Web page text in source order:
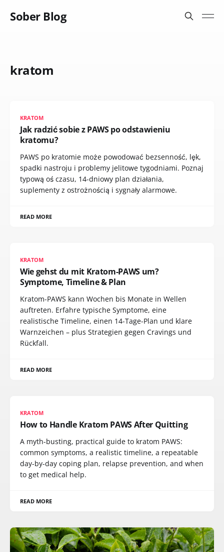
Sober Blog
kratom
KRATOM
Jak radzić sobie z PAWS po odstawieniu
kratomu?
PAWS po kratomie może powodować bezsenność, lęk,
spadki nastroju i problemy jelitowe tygodniami. Poznaj
typową oś czasu, 14-dniowy plan działania,
suplementy z ostrożnością i sygnały alarmowe.
READ MORE
KRATOM
Wie gehst du mit Kratom-PAWS um?
Symptome, Timeline & Plan
Kratom-PAWS kann Wochen bis Monate in Wellen
auftreten. Erfahre typische Symptome, eine
realistische Timeline, einen 14-Tage-Plan und klare
Warnzeichen – plus Strategien gegen Cravings und
Rückfall.
READ MORE
KRATOM
How to Handle Kratom PAWS After Quitting
A myth-busting, practical guide to kratom PAWS:
common symptoms, a realistic timeline, a repeatable
day-by-day coping plan, relapse prevention, and when
to get medical help.
READ MORE